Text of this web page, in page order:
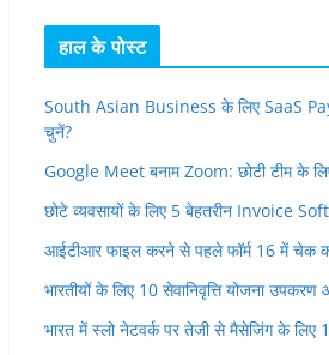
हाल के पोस्ट
South Asian Business के लिए SaaS
चुनें?
Google Meet बनाम Zoom: छोटी टीम के
छोटे व्यवसायों के लिए 5 बेहतरीन Invoice
आईटीआर फाइल करने से पहले फॉर्म 16 में चेक
भारतीयों के लिए 10 सेवानिवृत्ति योजना
भारत में स्लो नेटवर्क पर तेजी से मैसेजिंग के लिए